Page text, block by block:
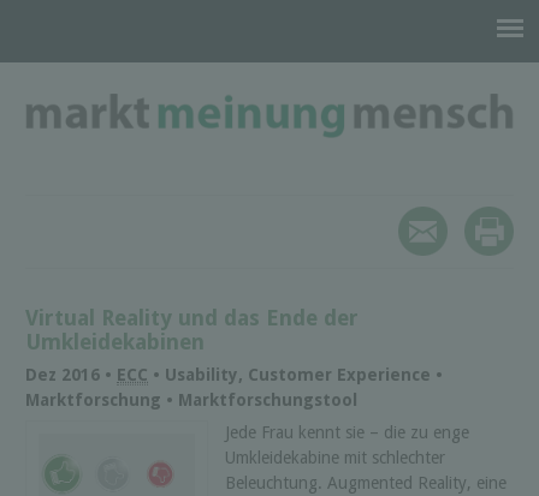
Virtual Reality und das Ende der
Umkleidekabinen
Dez 2016 • ECC • Usability, Customer Experience •
Marktforschung • Marktforschungstool
Jede Frau kennt sie – die zu enge
Umkleidekabine mit schlechter
Beleuchtung. Augmented Reality, eine